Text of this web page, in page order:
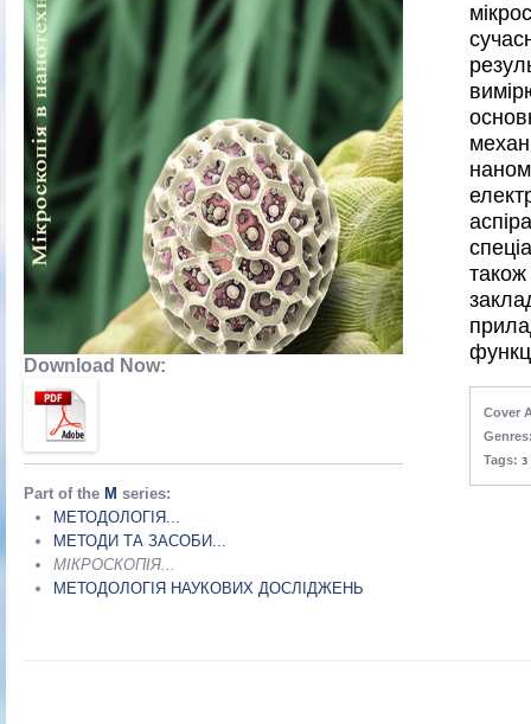
Download Now:
Part of the М series:
МЕТОДОЛОГІЯ...
МЕТОДИ ТА ЗАСОБИ...
МІКРОСКОПІЯ...
МЕТОДОЛОГІЯ НАУКОВИХ ДОСЛІДЖЕНЬ
Cover
Tags: з